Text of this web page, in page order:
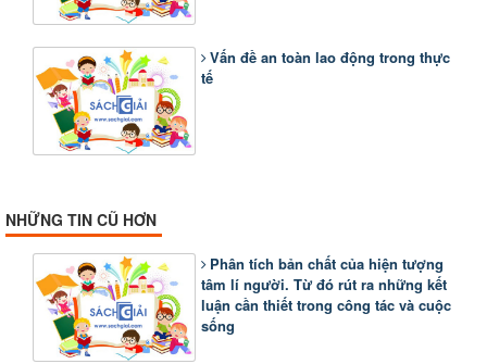
Vấn đề an toàn lao động trong thực
tế
NHỮNG TIN CŨ HƠN
Phân tích bản chất của hiện tượng
tâm lí người. Từ đó rút ra những kết
luận cần thiết trong công tác và cuộc
sống